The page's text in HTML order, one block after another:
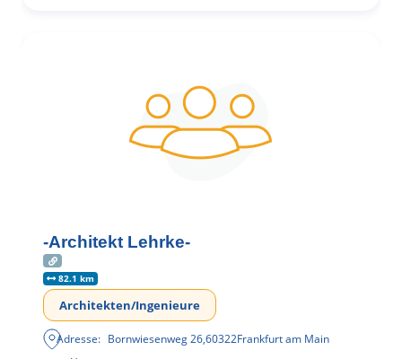
-Architekt Lehrke-
82.1 km
Architekten/Ingenieure
Adresse: Bornwiesenweg 26,60322Frankfurt am Main